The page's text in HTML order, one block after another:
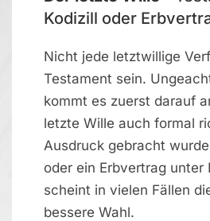
Kodizill oder
Nicht jede letztwillige
Testament sein.
kommt es zuerst darauf
letzte Wille auch formal
Ausdruck gebracht
oder ein Erbvertrag unter
scheint in vielen Fällen
bessere Wahl.